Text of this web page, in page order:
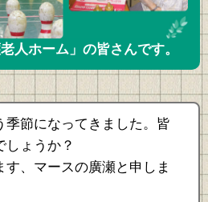
老人ホーム」 の皆さんです。
季節になってきました。皆
しょうか？
す、マースの廣瀬と申しま